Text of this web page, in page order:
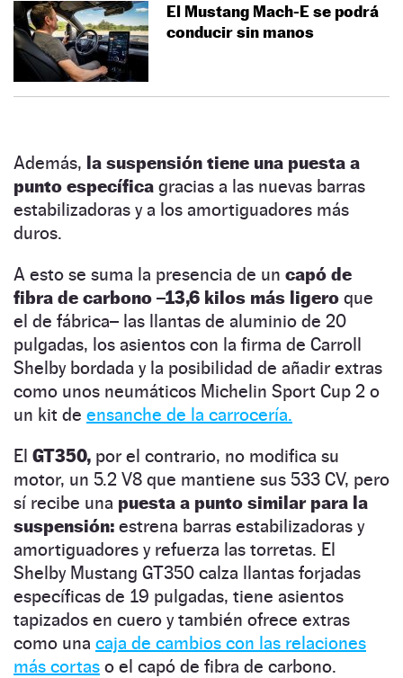
El Mustang Mach-E se podrá
conducir sin manos
Además, la suspensión tiene una puesta a
punto específica gracias a las nuevas barras
estabilizadoras y a los amortiguadores más
duros.
A esto se suma la presencia de un capó de
fibra de carbono –13,6 kilos más ligero que
el de fábrica– las llantas de aluminio de 20
pulgadas, los asientos con la firma de Carroll
Shelby bordada y la posibilidad de añadir extras
como unos neumáticos Michelin Sport Cup 2 o
un kit de ensanche de la carrocería.
El GT350, por el contrario, no modifica su
motor, un 5.2 V8 que mantiene sus 533 CV, pero
sí recibe una puesta a punto similar para la
suspensión: estrena barras estabilizadoras y
amortiguadores y refuerza las torretas. El
Shelby Mustang GT350 calza llantas forjadas
específicas de 19 pulgadas, tiene asientos
tapizados en cuero y también ofrece extras
como una caja de cambios con las relaciones
más cortas o el capó de fibra de carbono.